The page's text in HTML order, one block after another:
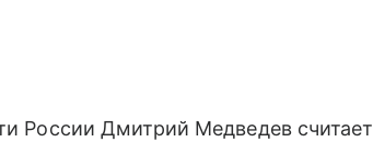
России Дмитрий Медведев считает